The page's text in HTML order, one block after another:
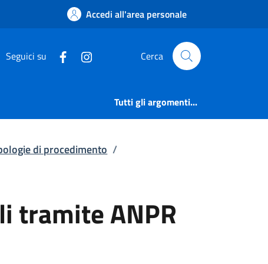
ANPR |
Accedi all'area personale
Seguici su Cerca
Tutti gli argomenti...
di procedimento /
tramite ANPR